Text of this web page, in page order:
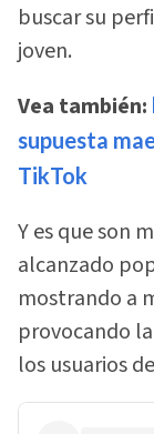
buscar su
joven.
Vea también:
supuesta
TikTok
Y es que son
alcanzado
mostrando a
provocando
los usuarios